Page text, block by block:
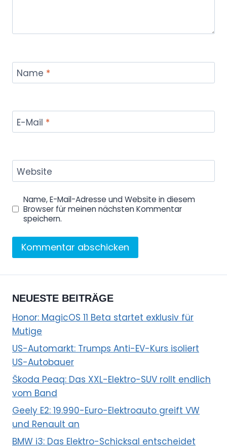
Name *
E-Mail *
Website
Name, E-Mail-Adresse und Website in diesem
Browser für meinen nächsten Kommentar
speichern.
NEUESTE BEITRÄGE
Honor: MagicOS 11 Beta startet exklusiv für
Mutige
US-Automarkt: Trumps Anti-EV-Kurs isoliert
US-Autobauer
Škoda Peaq: Das XXL-Elektro-SUV rollt endlich
vom Band
Geely E2: 19.990-Euro-Elektroauto greift VW
und Renault an
BMW i3: Das Elektro-Schicksal entscheidet